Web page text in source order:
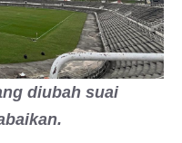
diubah suai